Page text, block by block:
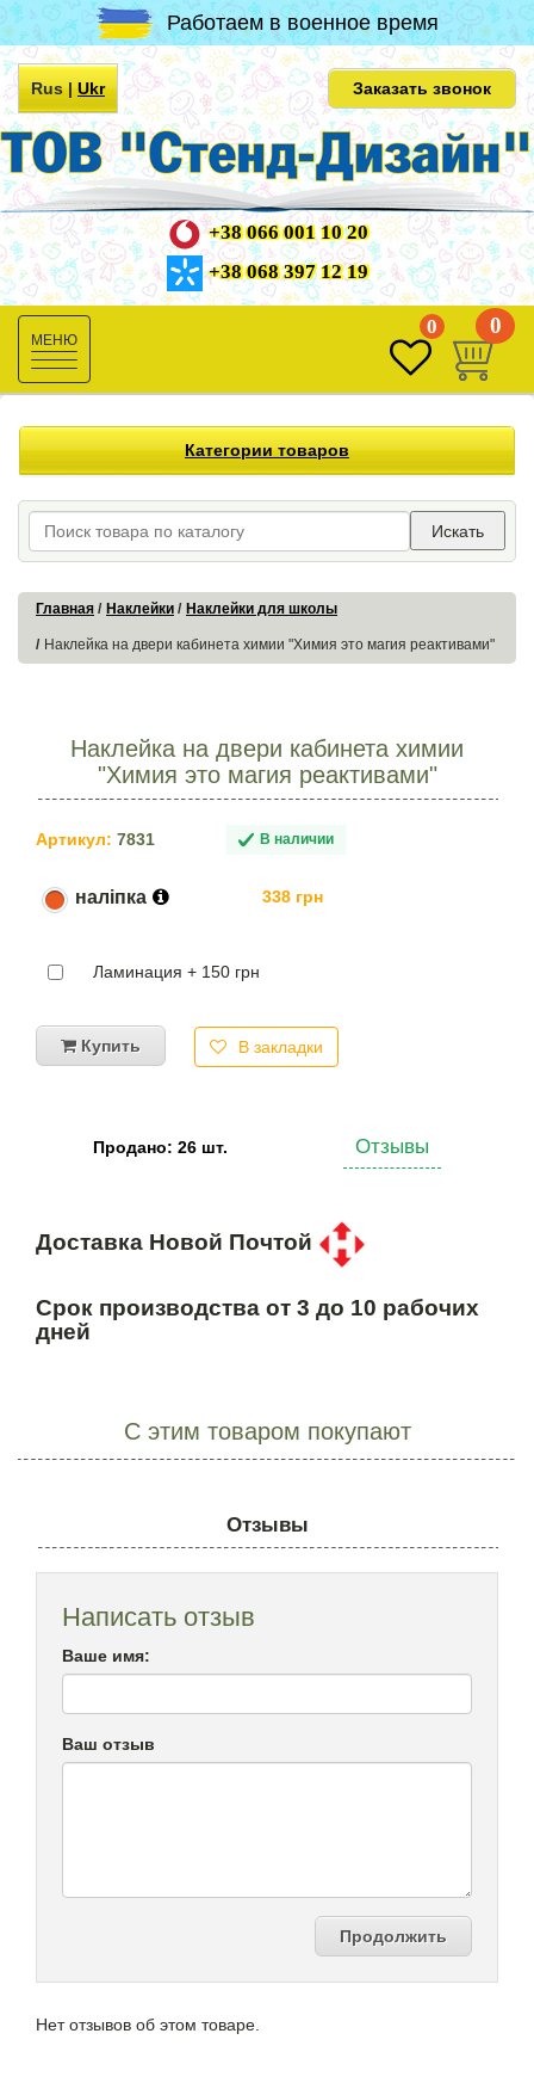
Работаем в военное время
Rus|Ukr Заказать звонок
+38 066 001 10 20
+38 068 397 12 19
Toggle
navigation
0 0
Категории товаров
Искать
Главная Наклейки Наклейки для школы
Наклейка на двери кабинета химии "Химия это магия реактивами"
Наклейка на двери кабинета химии
"Химия это магия реактивами"
Артикул: 7831 В наличии
наліпка 338 грн
Ламинация + 150 грн
Купить В закладки
Продано: 26 шт. Отзывы
Доставка Новой Почтой
Срок производства от 3 до 10 рабочих
дней
С этим товаром покупают
Отзывы
Написать отзыв
Ваше имя:
Ваш отзыв
Продолжить
Нет отзывов об этом товаре.